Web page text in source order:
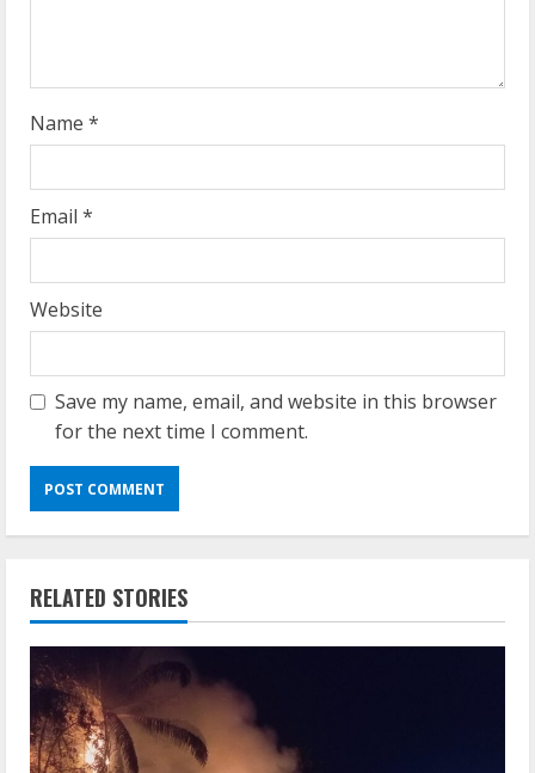
g
Name *
Email *
Website
Save my name, email, and website in this browser
for the next time I comment.
RELATED STORIES